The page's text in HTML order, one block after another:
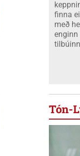
finna
með
enginn
Tón-